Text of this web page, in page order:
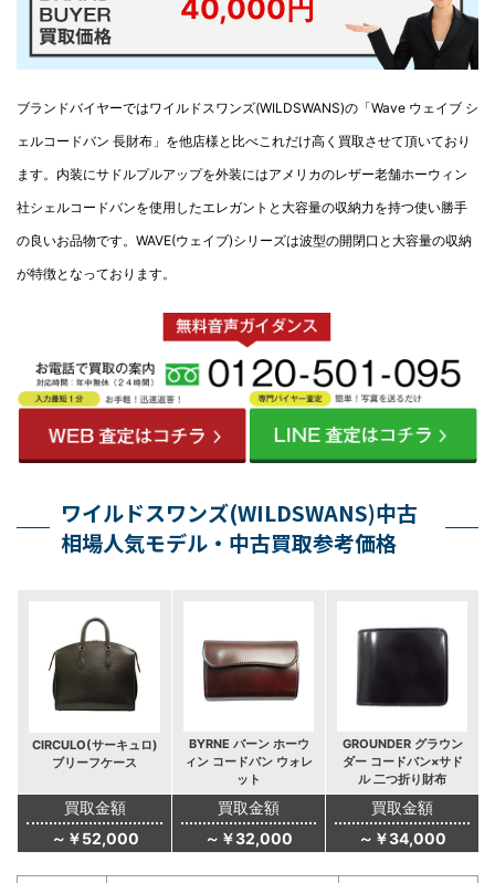
40,000円
ブランドバイヤーではワイルドスワンズ(WILDSWANS)の「Wave ウェイブ シ
ェルコードバン 長財布」を他店様と比べこれだけ高く買取させて頂いており
ます。内装にサドルプルアップを外装にはアメリカのレザー老舗ホーウィン
社シェルコードバンを使用したエレガントと大容量の収納力を持つ使い勝手
の良いお品物です。WAVE(ウェイブ)シリーズは波型の開閉口と大容量の収納
が特徴となっております。
ワイルドスワンズ(WILDSWANS)中古
相場人気モデル・中古買取参考価格
CIRCULO(サーキュロ)
ブリーフケース
BYRNE バーン ホーウ
ィン コードバン ウォレ
ット
GROUNDER グラウン
ダー コードバン×サド
ル 二つ折り財布
買取金額
～￥52,000
買取金額
～￥32,000
買取金額
～￥34,000